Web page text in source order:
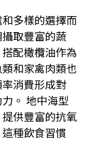
多樣的選擇而
取豐富的蔬
配橄欖油作為
和家禽肉類也
消費形成對
。 地中海型
供豐富的抗氧
種飲食習慣